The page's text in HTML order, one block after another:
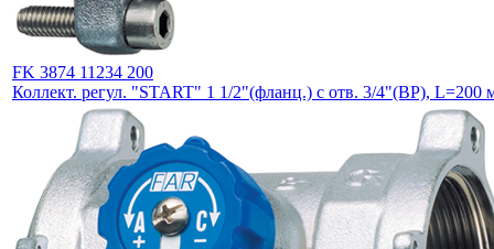
FK 3874 11234 200
Коллект. регул. "START" 1 1/2"(фланц.) с отв. 3/4"(ВР), L=200